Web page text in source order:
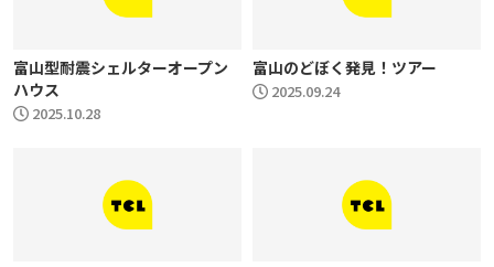
富山型耐震シェルターオープン
ハウス
2025.10.28
富山のどぼく発見！ツアー
2025.09.24